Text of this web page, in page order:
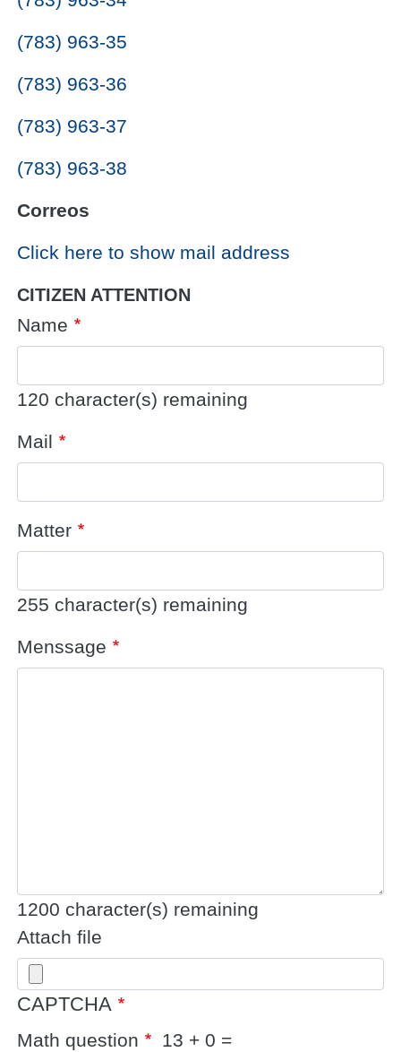
(783) 963-35
(783) 963-36
(783) 963-37
(783) 963-38
Correos
Click here to show mail address
CITIZEN ATTENTION
Name
120 character(s) remaining
Mail
Matter
255 character(s) remaining
Menssage
1200 character(s) remaining
Attach file
CAPTCHA
Math question 13 + 0 =